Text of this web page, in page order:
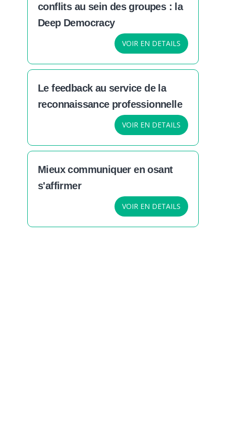
conflits au sein des groupes : la
Deep Democracy
VOIR EN DETAILS
Le feedback au service de la
reconnaissance professionnelle
VOIR EN DETAILS
Mieux communiquer en osant
s'affirmer
VOIR EN DETAILS